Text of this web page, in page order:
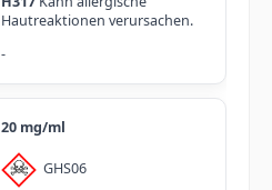
Hautreaktionen verursachen.
-
20 mg/ml
GHS06